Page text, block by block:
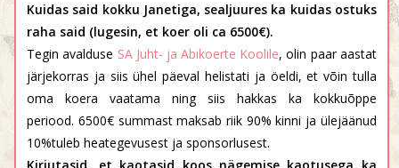
Kuidas said kokku Janetiga, sealjuures ka kuidas ostuks
raha said (lugesin, et koer oli ca 6500€).
Tegin avalduse SA Juht- ja Abikoerte Koolile, olin paar aastat
järjekorras ja siis ühel päeval helistati ja öeldi, et võin tulla
oma koera vaatama ning siis hakkas ka kokkuõppe
periood. 6500€ summast maksab riik 90% kinni ja ülejäänud
10%tuleb heategevusest ja sponsorlusest.